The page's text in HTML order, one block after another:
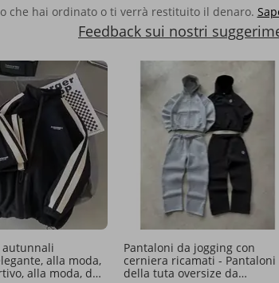
che hai ordinato o ti verrà restituito il denaro.
Feedback sui nostri
autunnali
alla moda,
alla moda, da
Pantaloni da jogging con
cerniera ricamati - Pantaloni
della tuta oversize da